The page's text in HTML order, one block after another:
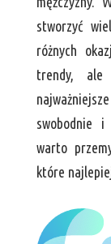
stworzyć
różnych
trendy,
swobodnie
warto
które